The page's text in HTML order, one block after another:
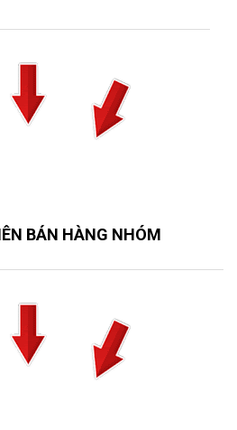
BÁN HÀNG NHÓM